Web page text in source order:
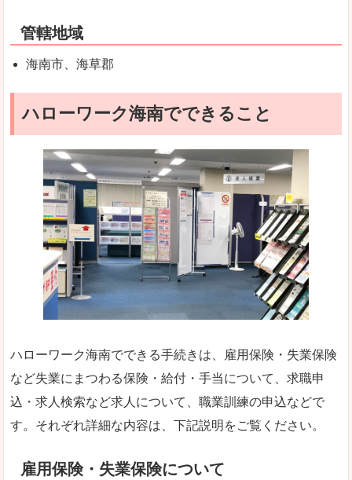
管轄地域
海南市、海草郡
ハローワーク海南でできること
ハローワーク海南でできる手続きは、雇用保険・失業保険
など失業にまつわる保険・給付・手当について、求職申
込・求人検索など求人について、職業訓練の申込などで
す。それぞれ詳細な内容は、下記説明をご覧ください。
雇用保険・失業保険について